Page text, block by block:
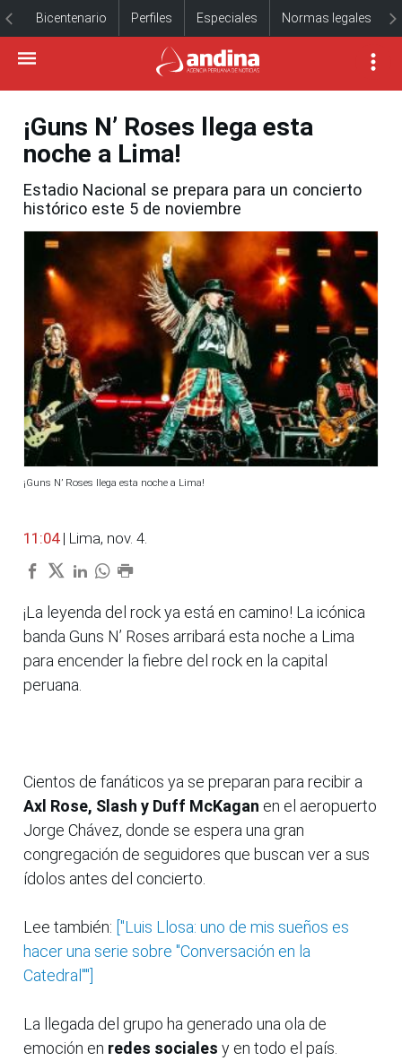
Bicentenario Perfiles Especiales Normas legales
¡Guns N’ Roses llega esta
noche a Lima!
Estadio Nacional se prepara para un concierto
histórico este 5 de noviembre
¡Guns N’ Roses llega esta noche a Lima!
11:04 | Lima, nov. 4.
¡La leyenda del rock ya está en camino! La icónica
banda Guns N’ Roses arribará esta noche a Lima
para encender la fiebre del rock en la capital
peruana.
Cientos de fanáticos ya se preparan para recibir a
Axl Rose, Slash y Duff McKagan en el aeropuerto
Jorge Chávez, donde se espera una gran
congregación de seguidores que buscan ver a sus
ídolos antes del concierto.
Lee también: ["Luis Llosa: uno de mis sueños es
hacer una serie sobre "Conversación en la
Catedral""]
La llegada del grupo ha generado una ola de
emoción en redes sociales y en todo el país.